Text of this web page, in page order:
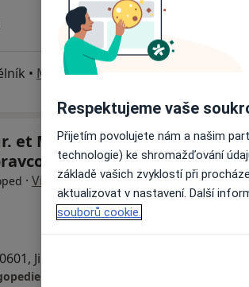
• Mapa
et Mgr. Vladimíra
· Více
Jičín
Nejen o řeči
7
Respektujeme vaše
Přijetím povolujete nám a našim
technologie) ke shromažďování
základě vašich zvyklostí při
aktualizovat v nastavení. Další
souborů cookie.